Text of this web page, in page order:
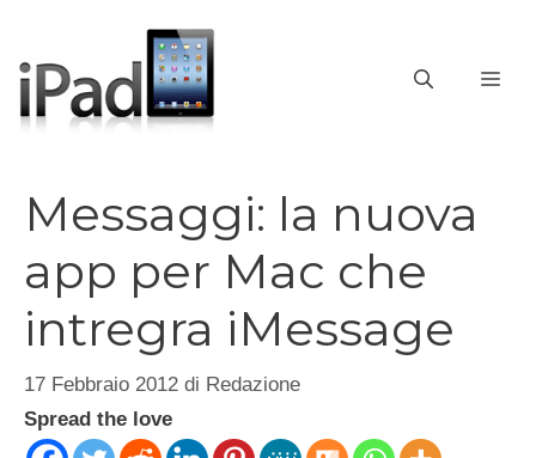
contenuto
Messaggi: la nuova
app per Mac che
intregra iMessage
17 Febbraio 2012 di Redazione
Spread the love